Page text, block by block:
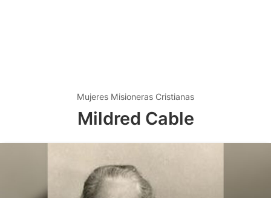
Mujeres Misioneras Cristianas
Mildred Cable